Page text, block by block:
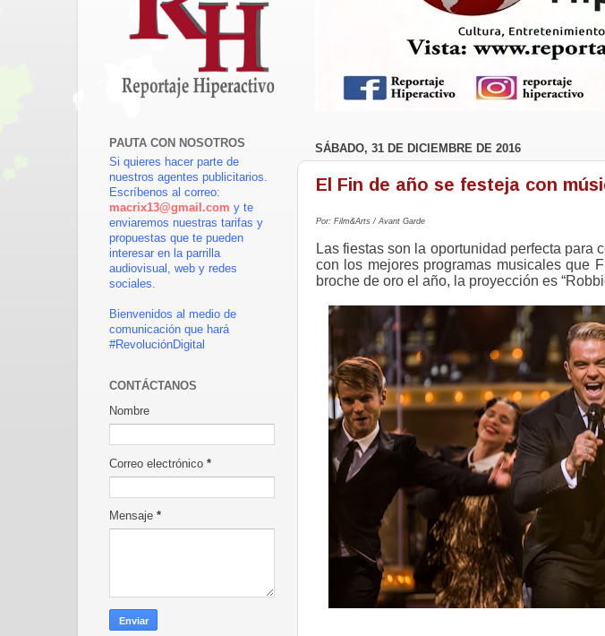
SÁBADO, 31 DE DICIEMBRE DE 2016
El Fin de año se festeja con
Por: Film&Arts / Avant Garde
Las fiestas son la oportunidad perfecta para
con los mejores programas musicales que
broche de oro el año, la proyección es
PAUTA CON NOSOTROS
Si quieres hacer parte de
nuestros agentes publicitarios.
Escríbenos al correo:
macrix13@gmail.com y te
enviaremos nuestras tarifas y
propuestas que te pueden
interesar en la parrilla
audiovisual, web y redes
sociales.
Bienvenidos al medio de
comunicación que hará
#RevoluciónDigital
CONTÁCTANOS
Nombre
Correo electrónico *
Mensaje *